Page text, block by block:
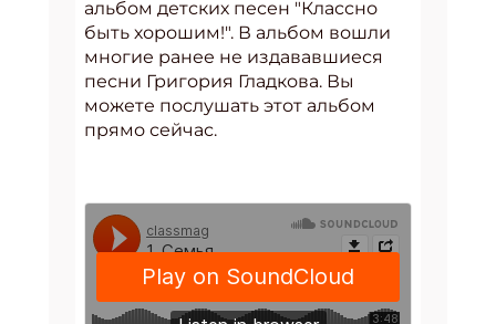
альбом детских песен "Классно
быть хорошим!". В альбом вошли
многие ранее не издававшиеся
песни Григория Гладкова. Вы
можете послушать этот альбом
прямо сейчас.